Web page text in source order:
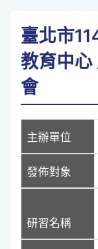
臺北市
教育中心
會
主辦單位
發佈對象
研習名稱